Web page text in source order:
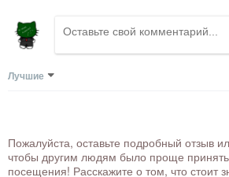
Лучшие
Пожалуйста, оставьте подробный отзыв
чтобы другим людям было проще
посещения! Расскажите о том, что стоит